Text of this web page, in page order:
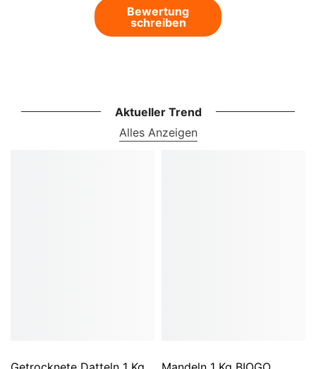
Bewertung
schreiben
Aktueller Trend
Alles Anzeigen